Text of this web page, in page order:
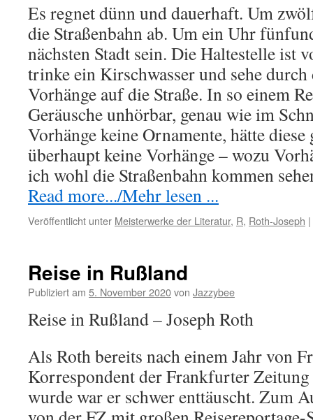
Es regnet dünn und dauerhaft. Um
die Straßenbahn ab. Um ein Uhr
nächsten Stadt sein. Die Haltestelle ist
trinke ein Kirschwasser und sehe
Vorhänge auf die Straße. In so einem
Geräusche unhörbar, genau wie im
Vorhänge keine Ornamente, hätte diese
überhaupt keine Vorhänge – wozu
ich wohl die Straßenbahn kommen
Read more.../Mehr lesen ...
Veröffentlicht unter Meisterwerke der Literatur, R, Roth-Joseph |
Reise in Rußland
Publiziert am 5. November 2020von Jazzybee
Reise in Rußland – Joseph Roth
Als Roth bereits nach einem Jahr von
Korrespondent der Frankfurter Zeitung
wurde war er schwer enttäuscht. Zum